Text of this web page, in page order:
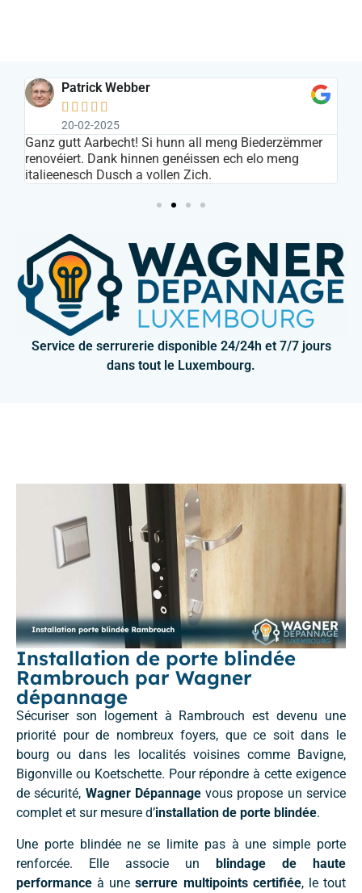
Patrick Webber
    
20-02-2025
Ganz gutt Aarbecht! Si hunn all meng Biederzëmmer
renovéiert. Dank hinnen genéissen ech elo meng
italieenesch Dusch a vollen Zich.
Service de serrurerie disponible 24/24h et 7/7 jours
dans tout le Luxembourg.
Installation de porte blindée
Rambrouch par Wagner
dépannage
Sécuriser son logement à Rambrouch est devenu une
priorité pour de nombreux foyers, que ce soit dans le
bourg ou dans les localités voisines comme Bavigne,
Bigonville ou Koetschette. Pour répondre à cette exigence
de sécurité, Wagner Dépannagevous propose un service
complet et sur mesure d’installation de porte blindée.
Une porte blindée ne se limite pas à une simple porte
renforcée. Elle associe un blindage de haute
performance à uneserrure multipoints certifiée, le tout